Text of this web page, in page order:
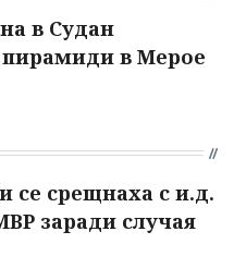
в Судан
пирамиди в Мерое
се срещнаха с и.д.
заради случая